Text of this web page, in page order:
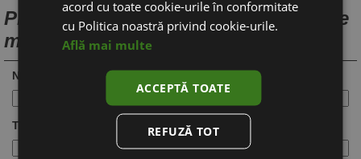
Programează o discuție pentru creare
magazin online
Nume:
Telefon:
acord cu toate cookie-urile în conformitate
cu Politica noastră privind cookie-urile.
Află mai multe
ACCEPTĂ TOATE
REFUZĂ TOT